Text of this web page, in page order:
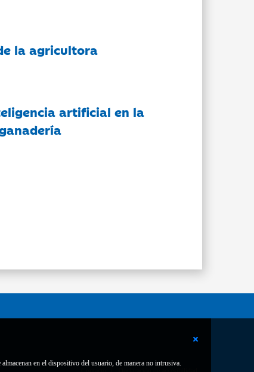
en el dispositivo del usuario, de manera no intrusiva.
la agricultora
artificial en la